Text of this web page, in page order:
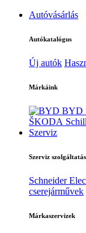
Autóvásárlás
Autókatalógus
Új autók
Márkáink
BYD
ŠKODA
Szerviz
Szerviz
Schneider
cserejárművek
Márkaszervizek